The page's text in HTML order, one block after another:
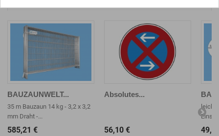
BAUZAUNWELT...
35 m Bauzaun 14 kg - 3,2 x 3,2
mm Draht -...
585,21 €
Absolutes...
56,10 €